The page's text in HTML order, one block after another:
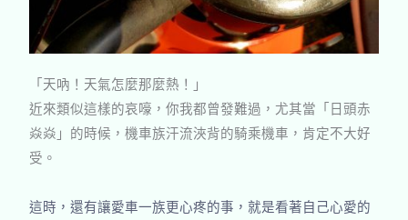
「天吶！天氣怎麼那麼熱！」
近來類似這樣的哀嚎，你我都曾發難過，尤其當「日頭赤
焱焱」的時候，機車族汗流浹背的騎乘機車，肯定不大好
受。
這時，還有讓愛車一族更心疼的事，就是看著自己心愛的